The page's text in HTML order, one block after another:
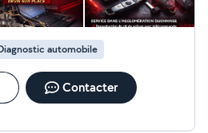
automobile
Contacter